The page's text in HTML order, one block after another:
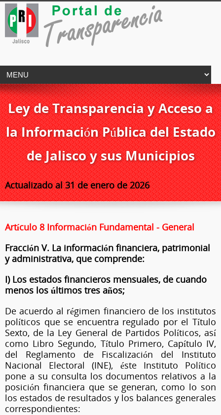
Ley de Transparencia y Acceso a
la Información Pública del Estado
de Jalisco y sus Municipios
Actualizado al 31 de enero de 2026
Artículo 8 Información Fundamental - General
Fracción V. La información financiera, patrimonial
y administrativa, que comprende:
I) Los estados financieros mensuales, de cuando
menos los últimos tres años;
De acuerdo al régimen financiero de los institutos
políticos que se encuentra regulado por el Título
Sexto, de la Ley General de Partidos Políticos, así
como Libro Segundo, Título Primero, Capítulo IV,
del Reglamento de Fiscalización del Instituto
Nacional Electoral (INE), éste Instituto Político
pone a su consulta los documentos relativos a la
posición financiera que se generan, como lo son
los estados de resultados y los balances generales
correspondientes: